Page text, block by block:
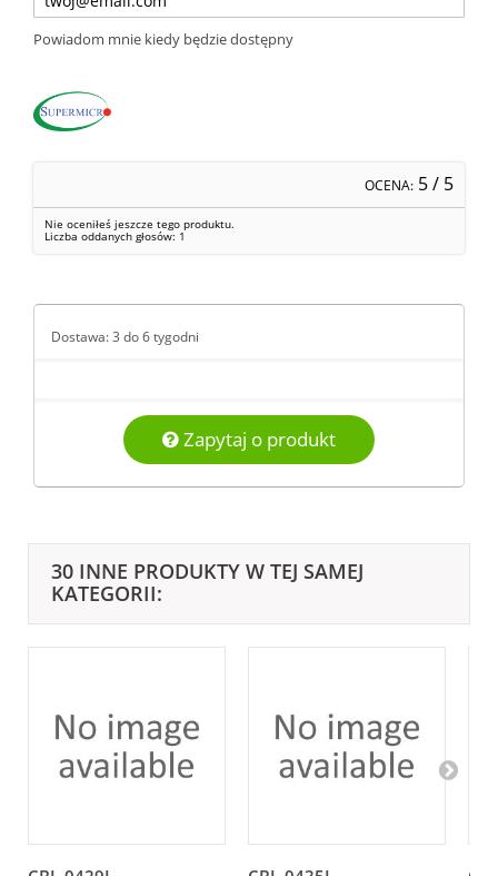
Powiadom mnie kiedy będzie dostępny
OCENA: 5/ 5
Nie oceniłeś jeszcze tego produktu.
Liczba oddanych głosów: 1
Dostawa: 3 do 6 tygodni
Zapytaj o produkt
30 INNE PRODUKTY W TEJ SAMEJ
KATEGORII: